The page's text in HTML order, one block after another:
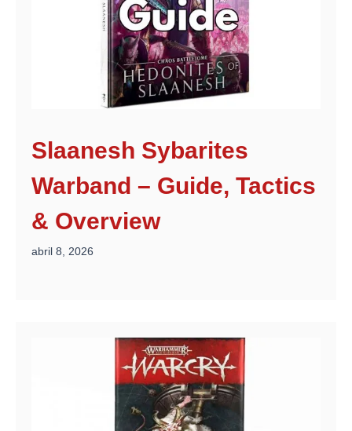
Slaanesh Sybarites
Warband – Guide, Tactics
& Overview
abril 8, 2026